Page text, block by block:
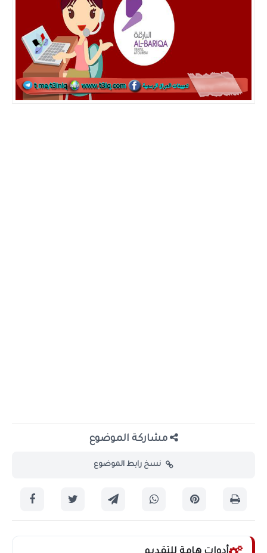
مشاركة الموضوع
نسخ رابط الموضوع